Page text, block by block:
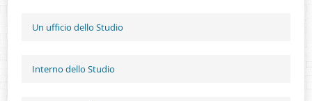
Un ufficio dello Studio
Interno dello Studio